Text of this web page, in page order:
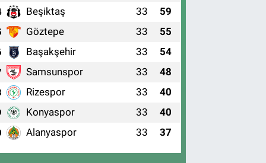
Beşiktaş 33 59
Göztepe 33 55
Başakşehir 33 54
Samsunspor 33 48
Rizespor 33 40
Konyaspor 33 40
Alanyaspor 33 37